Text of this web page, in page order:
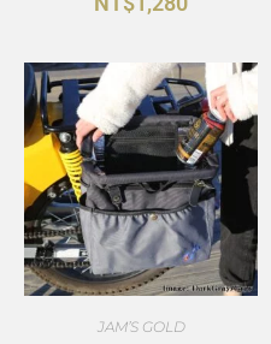
JAM’S GOLD